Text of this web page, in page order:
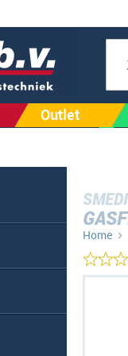
Outlet
Home
Ga